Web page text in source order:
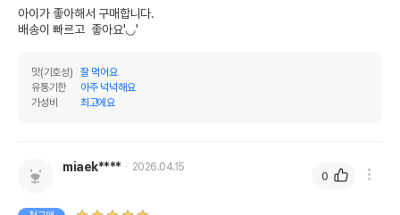
아이가 좋아해서 구매합니다.
배송이 빠르고  좋아요'◡'
맛(기호성)
잘 먹어요
유통기한
아주 넉넉해요
가성비
최고에요
miaek**** 2026.04.15
0